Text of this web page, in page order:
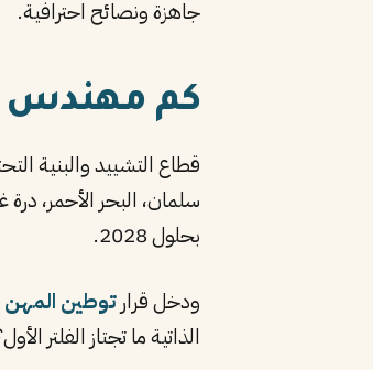
جاهزة ونصائح احترافية.
كم مهندس
قطاع التشييد والبنية
سلمان، البحر الأحمر،
بحلول 2028.
ودخل قرار توطين المهن
الذاتية ما تجتاز الفلتر